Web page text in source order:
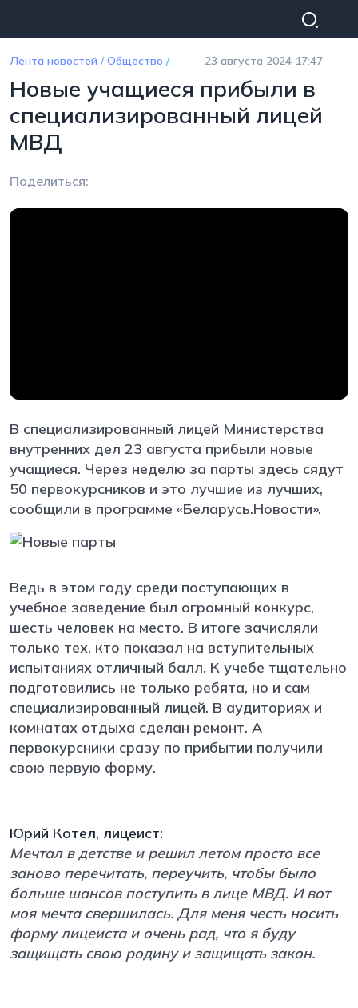
Лента новостей /Общество / 23 августа 2024 17:47
Новые учащиеся прибыли в
специализированный лицей
МВД
Поделиться:
В специализированный лицей Министерства
внутренних дел 23 августа прибыли новые
учащиеся. Через неделю за парты здесь сядут
50 первокурсников и это лучшие из лучших,
сообщили в программе «Беларусь.Новости».
Ведь в этом году среди поступающих в
учебное заведение был огромный конкурс,
шесть человек на место. В итоге зачисляли
только тех, кто показал на вступительных
испытаниях отличный балл. К учебе тщательно
подготовились не только ребята, но и сам
специализированный лицей. В аудиториях и
комнатах отдыха сделан ремонт. А
первокурсники сразу по прибытии получили
свою первую форму.
Юрий Котел, лицеист:
Мечтал в детстве и решил летом просто все
заново перечитать, переучить, чтобы было
больше шансов поступить в лице МВД. И вот
моя мечта свершилась. Для меня честь носить
форму лицеиста и очень рад, что я буду
защищать свою родину и защищать закон.